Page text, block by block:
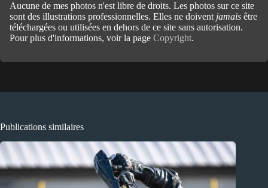
Aucune de mes photos n'est libre de droits. Les photos sur ce site
sont des illustrations professionnelles. Elles ne doivent jamais être
téléchargées ou utilisées en dehors de ce site sans autorisation.
Pour plus d'informations, voir la page Copyright.
Publications similaires